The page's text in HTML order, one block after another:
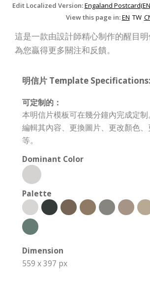
Edit Localized Version:Engaland
View this page in:EN TW
這是一款由設計師精心制作的醒目
為您贏得更多關注和反饋。
明信片 Template Specifications:
可定制的：
本明信片模板可在幾分鐘內完成定
編輯其內容、更換圖片、更改顏色
等。
Dominant Color
Palette
Dimension
559 x 397 px